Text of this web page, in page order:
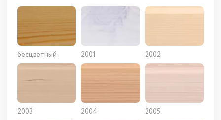
бесцветный 2001 2002
2003 2004 2005